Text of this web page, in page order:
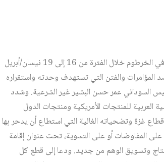
-أكد البيان الختامي الصادر عن المؤتمر القومي العربي، الذي انعقد في دورته العشرين في الخرطوم خلال الفترة من 16 إلى 19 نيسان/أبريل
المؤامرات والفتن التي تستهدف وحدته واستقراره
السوداني عمر حسن البشير غير الشرعية. وشدد
العربية للمنتجات الأمريكية ومنتجات الدول
غزة وتضحياته الغالية التي استطاع أن يدحر بها
على المفاوضات أو على التسوية، تحت عنوان إقامة
وتسويق الوهم من جديد. ودعا إلى قطع كل